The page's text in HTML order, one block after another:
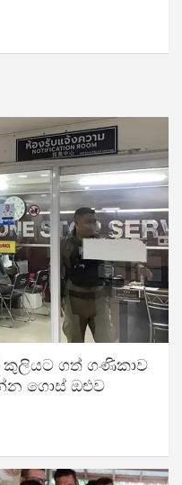
කුලියට ගත් ගණිකාව
ගොස් ඔළුව